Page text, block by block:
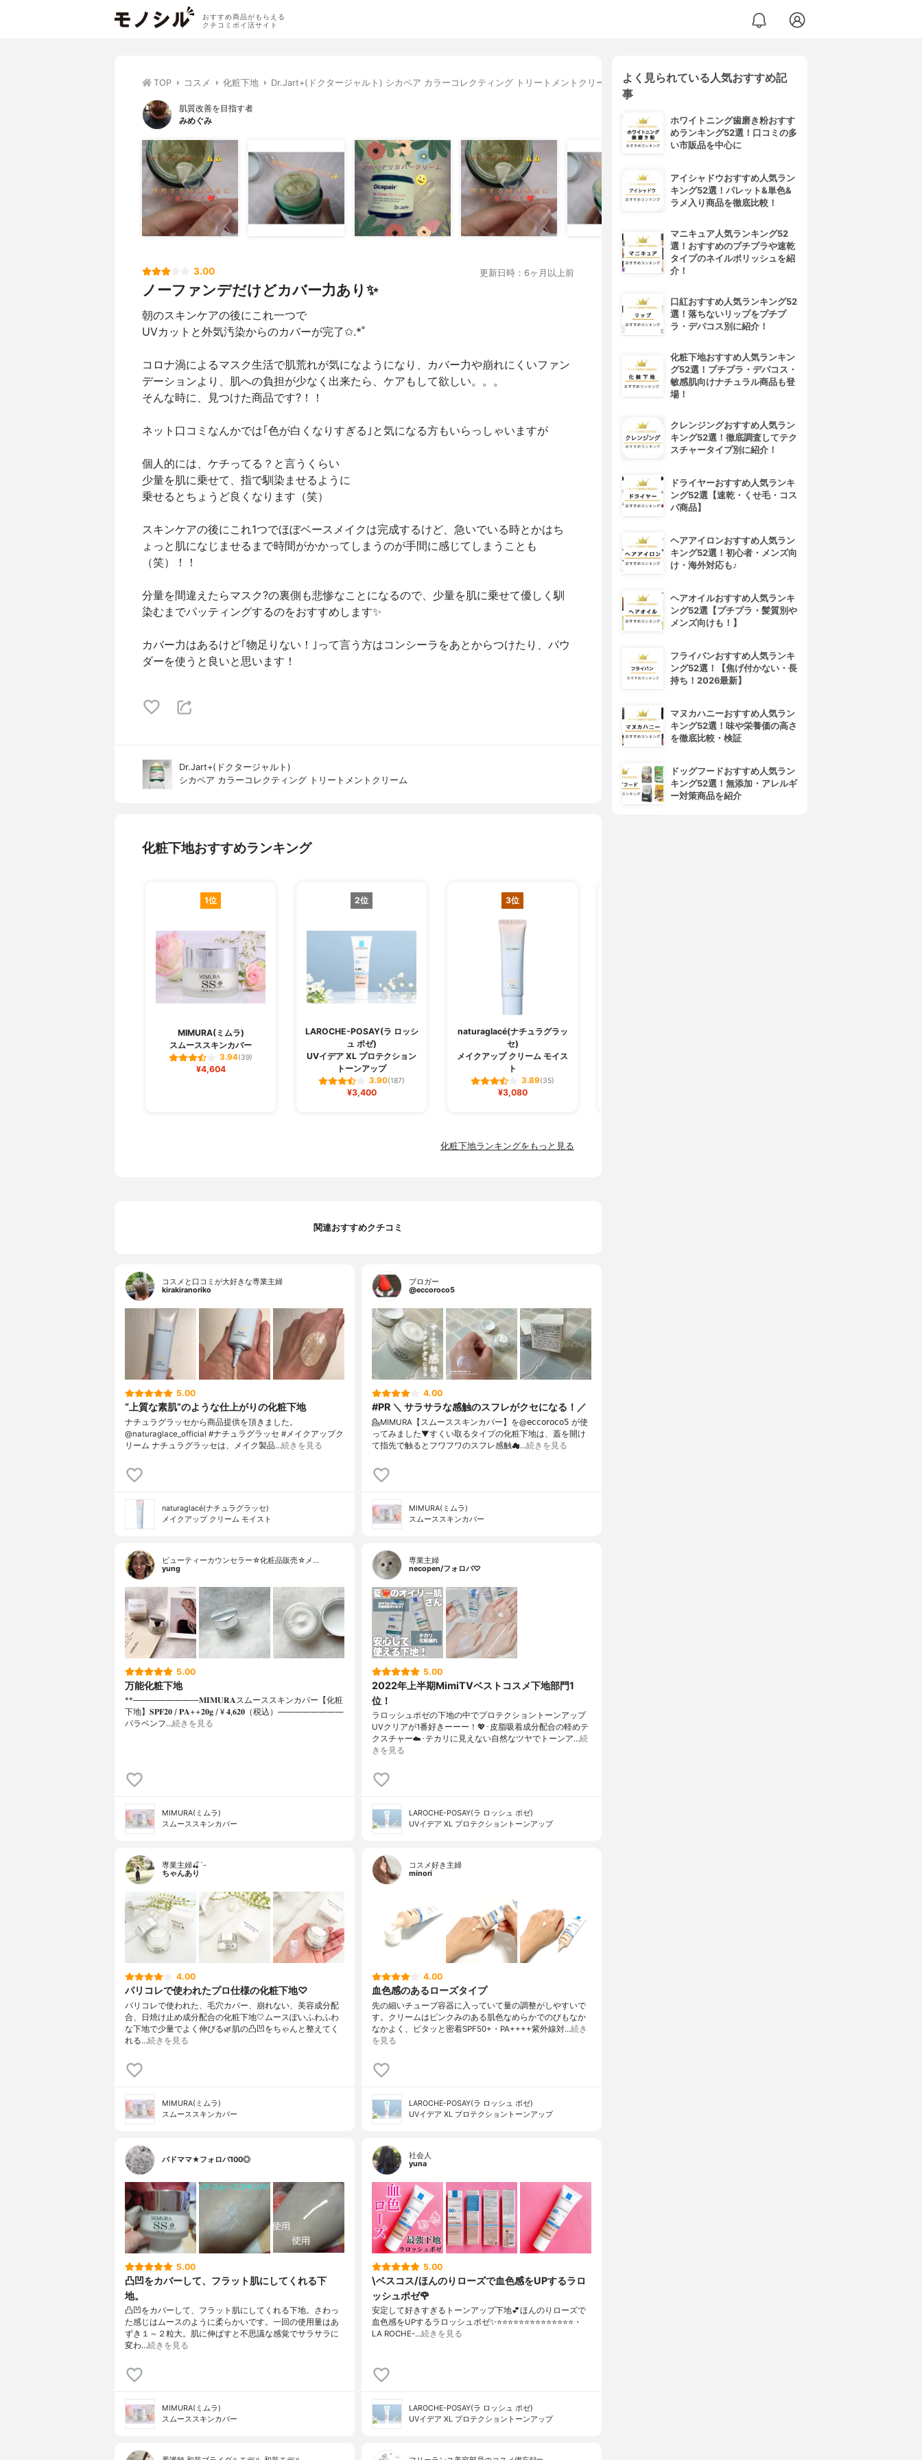
おすすめ商品がもらえる
クチコミポイ活サイト
TOP コスメ 化粧下地 Dr.Jart+(ドクタージャルト) シカペア カラーコレクティング トリートメントクリーム
肌質改善を目指す者
みめぐみ
3.00 更新日時：6ヶ月以上前
ノーファンデだけどカバー力あり✨
朝のスキンケアの後にこれ一つで
UVカットと外気汚染からのカバーが完了✩.*˚
コロナ渦によるマスク生活で肌荒れが気になようになり、カバー力や崩れにくいファン
デーションより、肌への負担が少なく出来たら、ケアもして欲しい。。。
そんな時に、見つけた商品です?！！
ネット口コミなんかでは｢色が白くなりすぎる｣と気になる方もいらっしゃいますが
個人的には、ケチってる？と言うくらい
少量を肌に乗せて、指で馴染ませるように
乗せるとちょうど良くなります（笑）
スキンケアの後にこれ1つでほぼベースメイクは完成するけど、急いでいる時とかはち
ょっと肌になじませるまで時間がかかってしまうのが手間に感じてしまうことも
（笑）！！
分量を間違えたらマスク?の裏側も悲惨なことになるので、少量を肌に乗せて優しく馴
染むまでパッティングするのをおすすめします✨
カバー力はあるけど｢物足りない！｣って言う方はコンシーラをあとからつけたり、パウ
ダーを使うと良いと思います！
Dr.Jart+(ドクタージャルト)
シカペア カラーコレクティング トリートメントクリーム
化粧下地おすすめランキング
1位
MIMURA(ミムラ)
スムーススキンカバー
3.94(39)
¥4,604
2位
LAROCHE-POSAY(ラ ロッシ
ュ ポゼ)
UVイデア XL プロテクション
トーンアップ
3.90(187)
¥3,400
3位
naturaglacé(ナチュラグラッ
セ)
メイクアップ クリーム モイス
ト
3.89(35)
¥3,080
化粧下地ランキングをもっと見る
関連おすすめクチコミ
コスメと口コミが大好きな専業主婦
kirakiranoriko
5.00
“上質な素肌”のような仕上がりの化粧下地
ナチュラグラッセから商品提供を頂きました。
@naturaglace_official #ナチュラグラッセ #メイクアップク
リーム ナチュラグラッセは、メイク製品…続きを見る
naturaglacé(ナチュラグラッセ)
メイクアップ クリーム モイスト
ブロガー
@eccoroco5
4.00
#PR ＼ サラサラな感触のスフレがクセになる！／
💁MIMURA【スムーススキンカバー】を@𝖾𝖼𝖼𝗈𝗋𝗈𝖼𝗈𝟧 が使
ってみました⁡⁡▼⁡すくい取るタイプの化粧下地は、蓋を開け
て指先で触るとフワフワのスフレ感触☁…続きを見る
MIMURA(ミムラ)
スムーススキンカバー
ビューティーカウンセラー☆化粧品販売☆メ…
yung
5.00
万能化粧下地
**⁡⁡⁡————————⁡𝐌𝐈𝐌𝐔𝐑𝐀スムーススキンカバー【化粧
下地】𝐒𝐏𝐅𝟐𝟎 / 𝐏𝐀++⁡𝟐𝟎𝐠 / ¥ 𝟒,𝟔𝟐𝟎（税込）⁡————————
パラベンフ…続きを見る
MIMURA(ミムラ)
スムーススキンカバー
専業主婦
necopen/フォロバ♡
5.00
2022年上半期MimiTVベストコスメ下地部門1
位！
ラロッシュポゼの下地の中でプロテクショントーンアップ
UVクリアが1番好きーーー！💖･皮脂吸着成分配合の軽めテ
クスチャー☁️･テカリに見えない自然なツヤでトーンア…続
きを見る
LAROCHE-POSAY(ラ ロッシュ ポゼ)
UVイデア XL プロテクショントーンアップ
専業主婦🍒´-
ちゃんあり
4.00
パリコレで使われたプロ仕様の化粧下地♡
パリコレで使われた、毛穴カバー、崩れない、美容成分配
合、日焼け止め成分配合の化粧下地🤍ムースぽいふわふわ
な下地で少量でよく伸びる🌿肌の凸凹をちゃんと整えてく
れる…続きを見る
MIMURA(ミムラ)
スムーススキンカバー
コスメ好き主婦
minori
4.00
血色感のあるローズタイプ
先の細いチューブ容器に入っていて量の調整がしやすいで
す。クリームはピンクみのある肌色なめらかでのびもなか
なかよく、ピタッと密着SPF50+・PA++++紫外線対…続き
を見る
LAROCHE-POSAY(ラ ロッシュ ポゼ)
UVイデア XL プロテクショントーンアップ
バドママ★フォロバ100◎
5.00
凸凹をカバーして、フラット肌にしてくれる下
地。
凸凹をカバーして、フラット肌にしてくれる下地。さわっ
た感じはムースのように柔らかいです。一回の使用量はあ
ずき１～２粒大。肌に伸ばすと不思議な感覚でサラサラに
変わ…続きを見る
MIMURA(ミムラ)
スムーススキンカバー
社会人
yuna
5.00
\ベスコス/ほんのりローズで血色感をUPするラロ
ッシュポゼ🌹
安定して好きすぎるトーンアップ下地💕ほんのりローズで
血色感をUPするラロッシュポゼ✨⭐️⭐️⭐️⭐️⭐️⭐️⭐️⭐️⭐️⭐️⭐️⭐️⭐️⭐️・
LA ROCHE-…続きを見る
LAROCHE-POSAY(ラ ロッシュ ポゼ)
UVイデア XL プロテクショントーンアップ
よく見られている人気おすすめ記
事
ホワイトニング歯磨き粉おすす
めランキング52選！口コミの多
い市販品を中心に
アイシャドウおすすめ人気ラン
キング52選！パレット&単色&
ラメ入り商品を徹底比較！
マニキュア人気ランキング52
選！おすすめのプチプラや速乾
タイプのネイルポリッシュを紹
介！
口紅おすすめ人気ランキング52
選！落ちないリップをプチプ
ラ・デパコス別に紹介！
化粧下地おすすめ人気ランキン
グ52選！プチプラ・デパコス・
敏感肌向けナチュラル商品も登
場！
クレンジングおすすめ人気ラン
キング52選！徹底調査してテク
スチャータイプ別に紹介！
ドライヤーおすすめ人気ランキ
ング52選【速乾・くせ毛・コス
パ商品】
ヘアアイロンおすすめ人気ラン
キング52選！初心者・メンズ向
け・海外対応も♪
ヘアオイルおすすめ人気ランキ
ング52選【プチプラ・髪質別や
メンズ向けも！】
フライパンおすすめ人気ランキ
ング52選！【焦げ付かない・長
持ち！2026最新】
マヌカハニーおすすめ人気ラン
キング52選！味や栄養価の高さ
を徹底比較・検証
ドッグフードおすすめ人気ラン
キング52選！無添加・アレルギ
ー対策商品を紹介